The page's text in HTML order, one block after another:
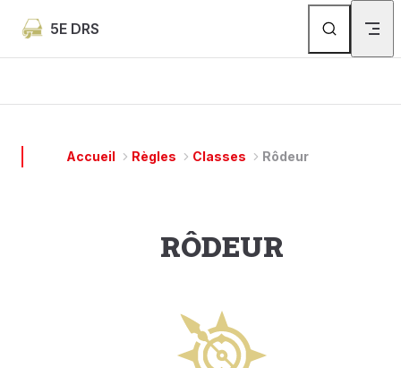
Skip to content
5E DRS
Accueil Règles classes Rôdeur
RÔDEUR